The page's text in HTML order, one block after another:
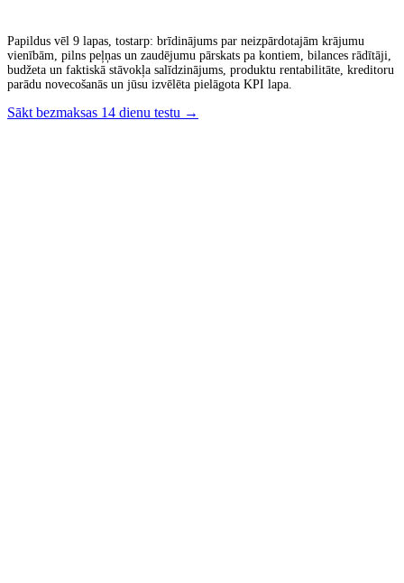
Papildus vēl 9 lapas, tostarp: brīdinājums par neizpārdotajām krājumu
vienībām, pilns peļņas un zaudējumu pārskats pa kontiem, bilances rādītāji,
budžeta un faktiskā stāvokļa salīdzinājums, produktu rentabilitāte, kreditoru
parādu novecošanās un jūsu izvēlēta pielāgota KPI lapa.
Sākt bezmaksas 14 dienu testu →